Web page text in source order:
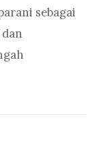
sebagai